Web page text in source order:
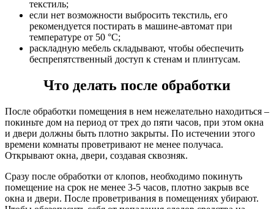
текстиль;
если нет возможности выбросить текстиль, его
рекомендуется постирать в машине-автомат при
температуре от 50 °C;
раскладную мебель складывают, чтобы обеспечить
беспрепятственный доступ к стенам и плинтусам.
Что делать после обработки
После обработки помещения в нем нежелательно находиться –
покиньте дом на период от трех до пяти часов, при этом окна
и двери должны быть плотно закрыты. По истечении этого
времени комнаты проветривают не менее получаса.
Открывают окна, двери, создавая сквозняк.
Сразу после обработки от клопов, необходимо покинуть
помещение на срок не менее 3-5 часов, плотно закрыв все
окна и двери. После проветривания в помещениях убирают.